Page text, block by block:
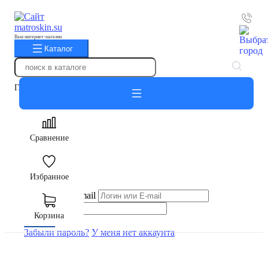
Ваш интернет-магазин
Каталог
Сравнение
Избранное
Корзина
Главная
Вход
Логин или E-mail
Пароль
Войти
Забыли пароль? У меня нет аккаунта